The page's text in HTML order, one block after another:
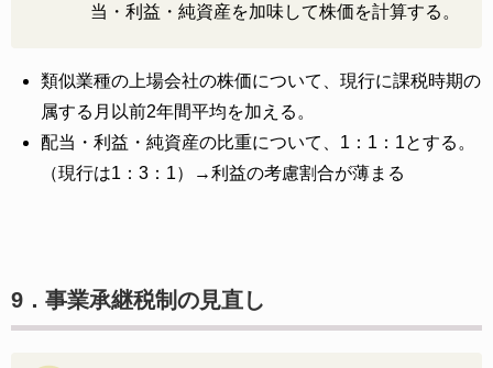
当・利益・純資産を加味して株価を計算する。
類似業種の上場会社の株価について、現行に課税時期の
属する月以前2年間平均を加える。
配当・利益・純資産の比重について、1：1：1とする。
（現行は1：3：1）→利益の考慮割合が薄まる
9．事業承継税制の見直し